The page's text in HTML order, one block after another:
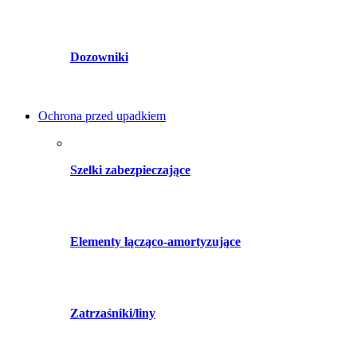
Dozowniki
Ochrona przed upadkiem
Szelki zabezpieczające
Elementy łącząco-amortyzujące
Zatrzaśniki/liny